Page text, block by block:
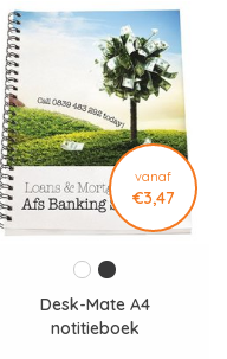
vanaf
€3,47
Desk-Mate A4
notitieboek